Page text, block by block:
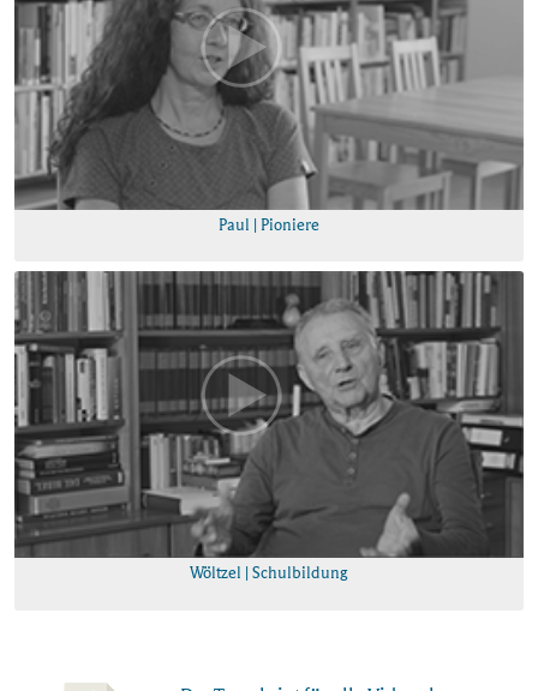
Paul | Pioniere
Wöltzel | Schulbildung